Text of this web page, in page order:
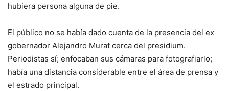
hubiera persona alguna de pie.
El público no se había dado cuenta de la presencia del ex
gobernador Alejandro Murat cerca del presidium.
Periodistas sí; enfocaban sus cámaras para fotografiarlo;
había una distancia considerable entre el área de prensa y
el estrado principal.